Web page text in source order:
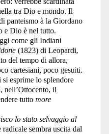
tra Dio e mondo. Il
panteismo à la Giordano
e Dio è nel tutto.
come gli Indiani
(1823) di Leopardi,
del tempo di allora,
cartesiani, poco gesuiti.
esprime lo splendore
nell’Ottocento, il
tutto more
lo stato selvaggio al
sembra uscita dal